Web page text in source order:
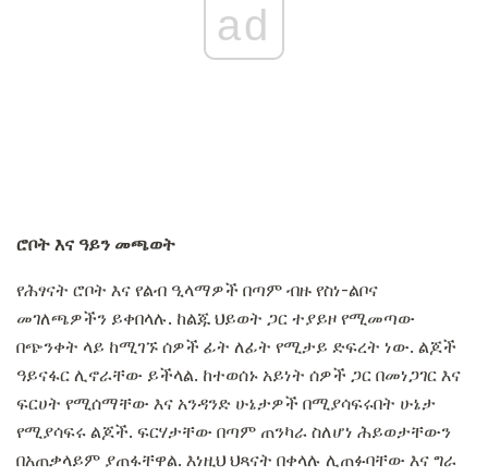
ad
ሮቦት እና ዓይን መጫወት
የሕፃናት ሮቦት እና የልብ ዒላማዎች በጣም ብዙ የስነ-ልቦና
መገለጫዎችን ይቀበላሉ. ከልጁ ህይወት ጋር ተያይዞ የሚመጣው
በጭንቀት ላይ ከሚገኙ ሰዎች ፊት ለፊት የሚታይ ድፍረት ነው. ልጆች
ዓይናፋር ሊኖራቸው ይችላል. ከተወሰኑ አይነት ሰዎች ጋር በመነጋገር እና
ፍርሀት የሚሰማቸው እና አንዳንድ ሁኔታዎች በሚያሳፍሩበት ሁኔታ
የሚያሳፍሩ ልጆች. ፍርሃታቸው በጣም ጠንካራ ስለሆነ ሕይወታቸውን
በአጠቃላይም ያጠፋቸዋል. እነዚህ ህጻናት በቀላሉ ሊጠፉባቸው እና ግራ